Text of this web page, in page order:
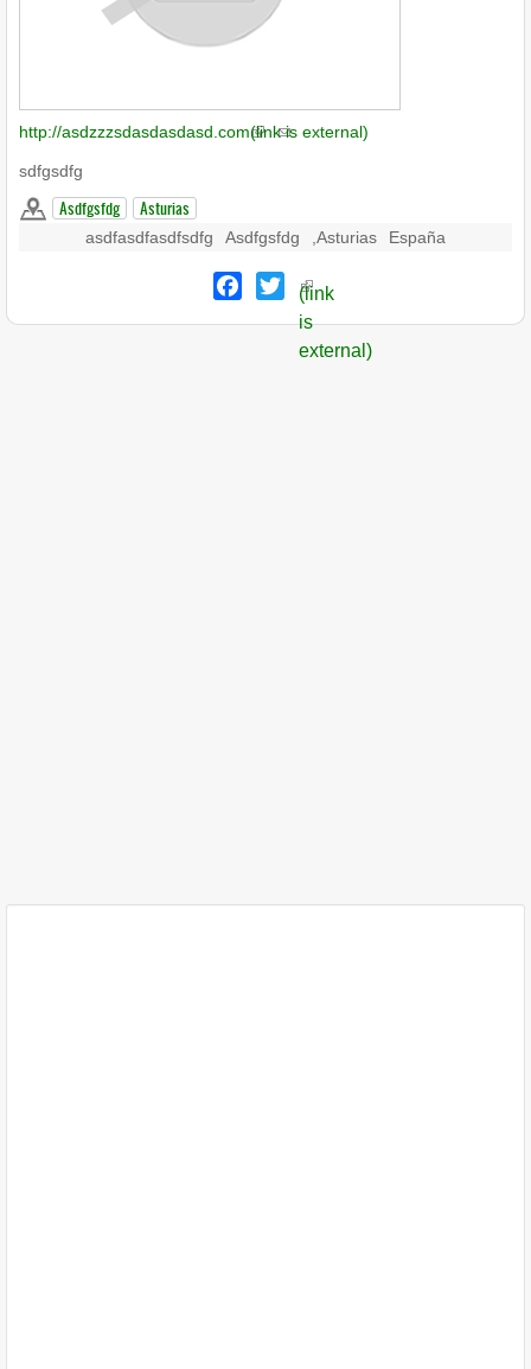
http://asdzzzsdasdasdasd.com(link is external)
sdfgsdfg
Asdfgsfdg Asturias
asdfasdfasdfsdfg Asdfgsfdg Asturias España
Facebook
Twitter
(link
is
external)